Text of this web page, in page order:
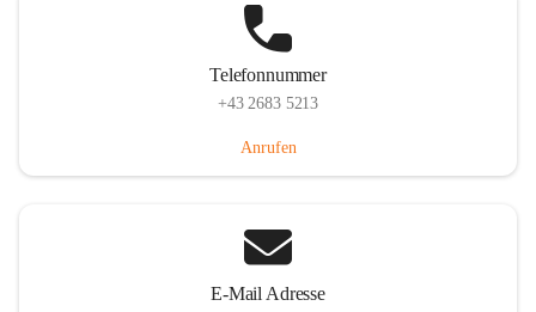
Telefonnummer
+43 2683 5213
Anrufen
E-Mail Adresse